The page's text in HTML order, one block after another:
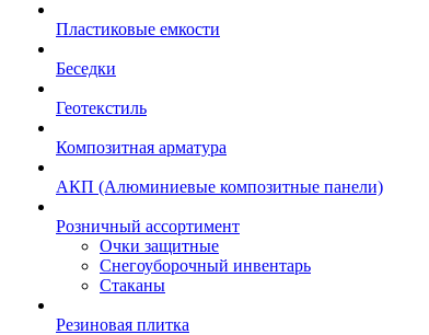
Пластиковые емкости
Беседки
Геотекстиль
Композитная арматура
АКП (Алюминиевые композитные панели)
Розничный ассортимент
Очки защитные
Снегоуборочный инвентарь
Стаканы
Резиновая плитка